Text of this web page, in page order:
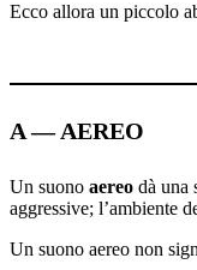
Ecco allora un piccolo
A — AEREO
Un suono aereo dà una
aggressive; l’ambiente
Un suono aereo non